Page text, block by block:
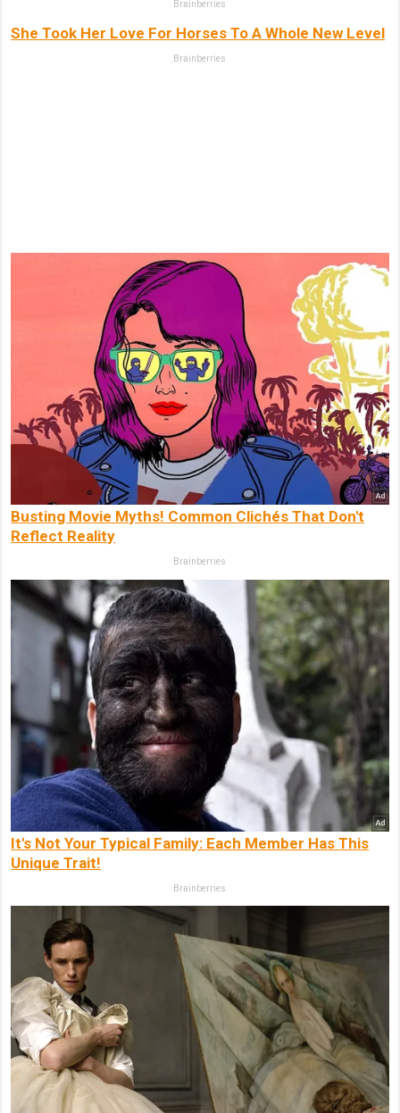
Brainberries
She Took Her Love For Horses To A Whole New Level
Brainberries
Busting Movie Myths! Common Clichés That Don't
Reflect Reality
Brainberries
It's Not Your Typical Family: Each Member Has This
Unique Trait!
Brainberries